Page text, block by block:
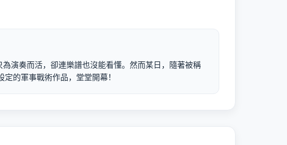
演奏而活，卻連樂譜也沒能看懂。然而某日，隨著被稱
的軍事戰術作品，堂堂開幕！